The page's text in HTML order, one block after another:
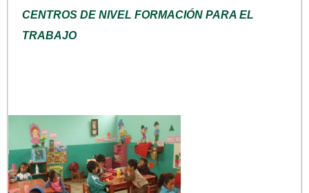
CENTROS DE NIVEL FORMACIÓN PARA EL
TRABAJO